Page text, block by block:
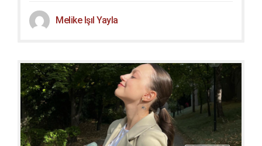
Melike Işıl Yayla